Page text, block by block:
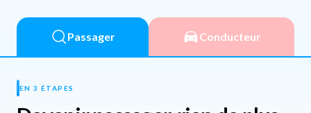
Passager Conducteur
EN 3 ÉTAPES